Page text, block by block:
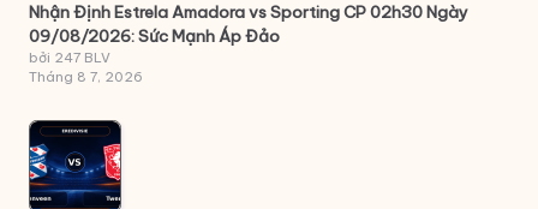
Nhận Định Estrela Amadora vs Sporting CP 02h30 Ngày
09/08/2026: Sức Mạnh Áp Đảo
bởi 247 BLV
Tháng 8 7, 2026